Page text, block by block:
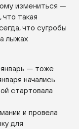
измениться —
такая
что сугробы
лыжах
— тоже
начались
стартовала
и провела
для